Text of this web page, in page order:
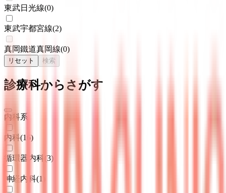
東武日光線(0)
東武宇都宮線(2)
真岡鐵道真岡線(0)
リセット 検索
診療科からさがす
内科系
内科(16)
循環器内科 (3)
神経内科(1